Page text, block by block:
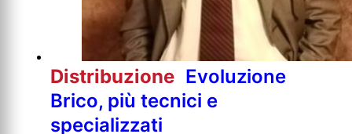
Distribuzione Evoluzione
Brico, più tecnici e
specializzati